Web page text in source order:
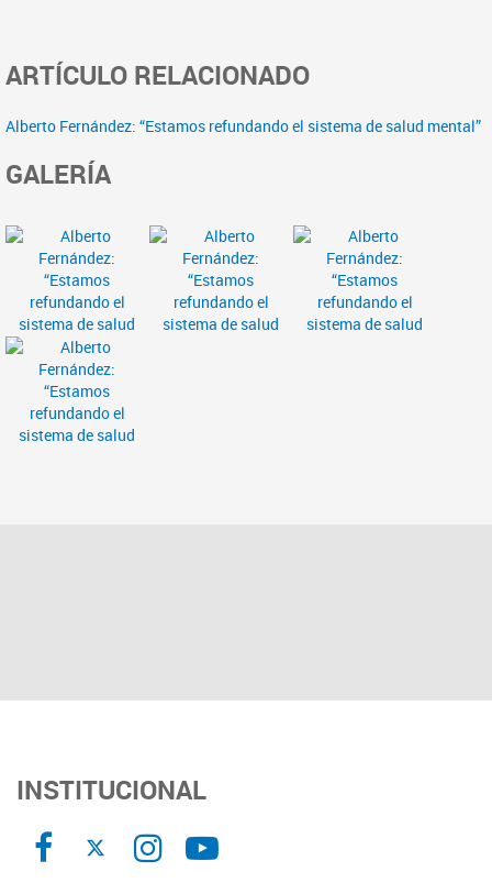
ARTÍCULO RELACIONADO
Alberto Fernández: “Estamos refundando el sistema de salud mental”
GALERÍA
INSTITUCIONAL